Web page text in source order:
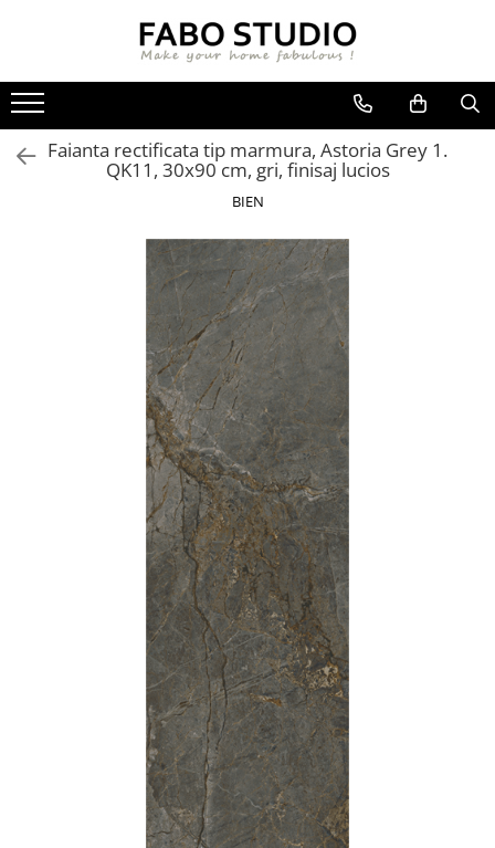
GRESIE INTERIOR
GRESIE EXTERIOR
GRESIE EXTERIOR 2 CM
GRESIE XXL - LASTRE
FAIANTA
PIESE DECORATIVE
CANAPELE
CUIEREFaianta rectificata tip marmura, Astoria Grey 1.
QK11, 30x90 cm, gri, finisaj lucios
BIEN